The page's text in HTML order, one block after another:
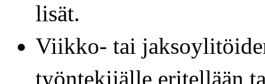
lisät.
Viikko- tai
työntekijälle eritellään